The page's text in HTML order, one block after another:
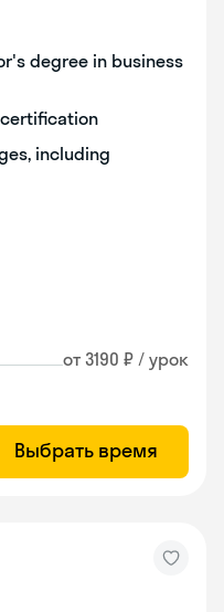
degree in business
certification
including
от 3190 ₽ / урок
Выбрать время